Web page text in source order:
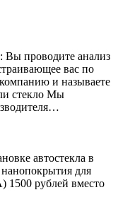
проводите анализ
вас по
и называете
стекло Мы
автостекла в
для
рублей вместо